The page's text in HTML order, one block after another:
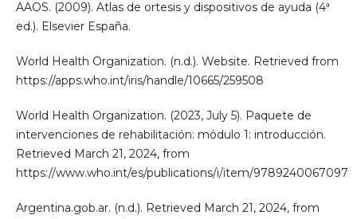
AAOS. (2009). Atlas de ortesis y dispositivos de ayuda (4ª
ed.). Elsevier España.
World Health Organization. (n.d.). Website. Retrieved from
https://apps.who.int/iris/handle/10665/259508
World Health Organization. (2023, July 5). Paquete de
intervenciones de rehabilitación: módulo 1: introducción.
Retrieved March 21, 2024, from
https://www.who.int/es/publications/i/item/9789240067097
Argentina.gob.ar. (n.d.). Retrieved March 21, 2024, from